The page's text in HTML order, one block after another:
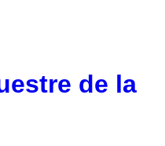
de la